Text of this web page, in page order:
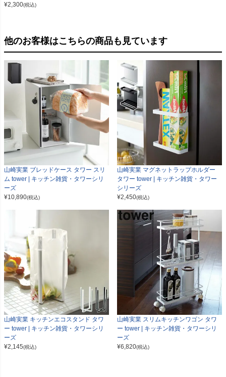
¥2,300(税込)
他のお客様はこちらの商品も見ています
山崎実業 ブレッドケース タワー スリ
ム tower | キッチン雑貨・タワーシリ
ーズ
¥10,890(税込)
山崎実業 マグネットラップホルダー
タワー tower | キッチン雑貨・タワー
シリーズ
¥2,450(税込)
山崎実業 キッチンエコスタンド タワ
ー tower | キッチン雑貨・タワーシリ
ーズ
¥2,145(税込)
山崎実業 スリムキッチンワゴン タワ
ー tower | キッチン雑貨・タワーシリ
ーズ
¥6,820(税込)